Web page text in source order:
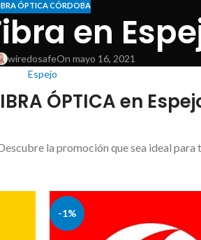
ÓPTICA CÓRDOBA
en
wiredosafeOn mayo 16, 2021
Espejo
ÓPTICA en
la promoción que sea ideal para
-1%